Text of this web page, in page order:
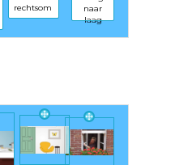
naar
laag
rechtsom